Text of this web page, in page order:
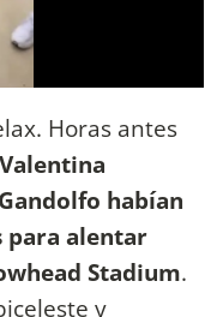
Horas antes
habían
para alentar
Stadium.
y